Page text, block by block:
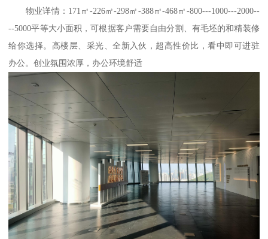
物业详情：171㎡-226㎡-298㎡-388㎡-468㎡-800---1000---2000--
--5000平等大小面积，可根据客户需要自由分割、有毛坯的和精装修
给你选择。高楼层、采光、全新入伙，超高性价比，看中即可进驻
办公。创业氛围浓厚，办公环境舒适